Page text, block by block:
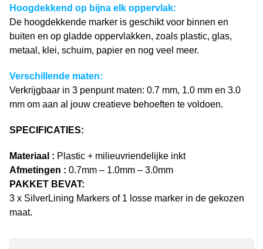
Hoogdekkend op bijna elk oppervlak:
De hoogdekkende marker is geschikt voor binnen en
buiten en op gladde oppervlakken, zoals plastic, glas,
metaal, klei, schuim, papier en nog veel meer.
Verschillende maten:
Verkrijgbaar in 3 penpunt maten: 0.7 mm, 1.0 mm en 3.0
mm om aan al jouw creatieve behoeften te voldoen.
SPECIFICATIES:
Materiaal : Plastic + milieuvriendelijke inkt
Afmetingen : 0.7mm – 1.0mm – 3.0mm
PAKKET BEVAT:
3 x SilverLining Markers of 1 losse marker in de gekozen
maat.